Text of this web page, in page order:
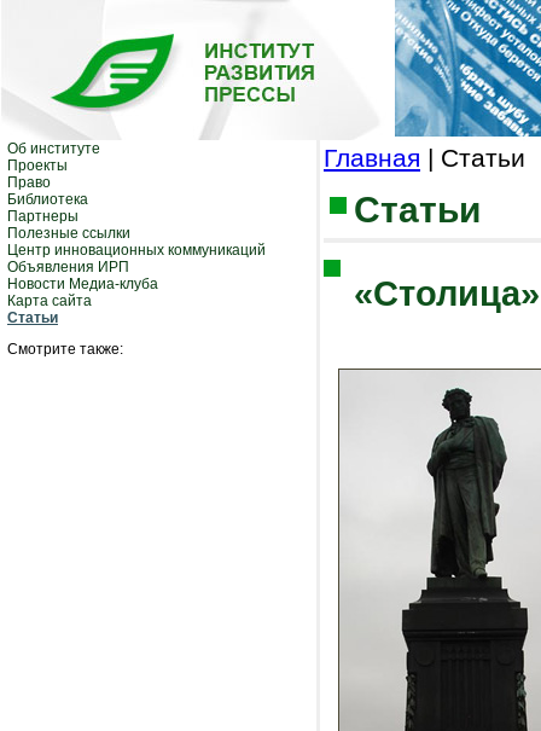
Об институте
Проекты
Право
Библиотека
Партнеры
Полезные ссылки
Центр инновационных коммуникаций
Объявления ИРП
Новости Медиа-клуба
Карта сайта
Статьи
Смотрите также:
Главная | Статьи
Статьи